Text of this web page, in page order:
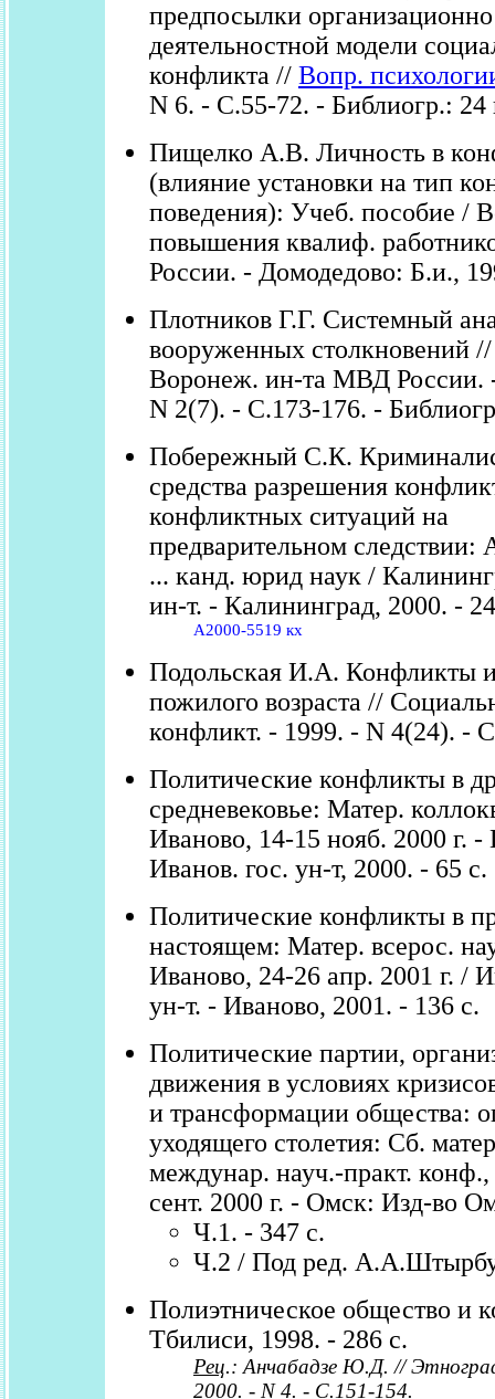
предпосылки
деятельностной модели
конфликта // Вопр.
N 6. - С.55-72. - Библиогр.: 24
Пищелко А.В. Личность в
(влияние установки на тип
поведения): Учеб. пособие /
повышения квалиф.
России. - Домодедово: Б.и.,
Плотников Г.Г. Системный
вооруженных столкновений
Воронеж. ин-та МВД России.
N 2(7). - С.173-176. -
Побережный С.К.
средства разрешения
конфликтных ситуаций на
предварительном следствии:
... канд. юрид наук /
ин-т. - Калининград, 2000. -
А2000-5519 кх
Подольская И.А. Конфликты
пожилого возраста //
конфликт. - 1999. - N 4(24). -
Политические конфликты в
средневековье: Матер.
Иваново, 14-15 нояб. 2000 г. -
Иванов. гос. ун-т, 2000. - 65 с.
Политические конфликты в
настоящем: Матер. всерос.
Иваново, 24-26 апр. 2001 г. /
ун-т. - Иваново, 2001. - 136 с.
Политические партии,
движения в условиях
и трансформации общества:
уходящего столетия: Сб.
междунар. науч.-практ.
сент. 2000 г. - Омск: Изд-во
Ч.1. - 347 с.
Ч.2 / Под ред.
Полиэтническое общество и
Тбилиси, 1998. - 286 с.
Рец.: Анчабадзе Ю.Д. //
2000. - N 4. - С.151-154.